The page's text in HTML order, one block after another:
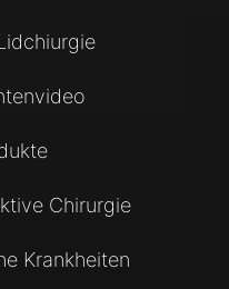
Chirurgie
Krankheiten